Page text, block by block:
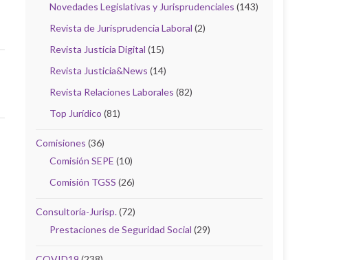
Novedades Legislativas y Jurisprudenciales (143)
Revista de Jurisprudencia Laboral (2)
Revista Justicia Digital (15)
Revista Justicia&News (14)
Revista Relaciones Laborales (82)
Top Jurídico (81)
Comisiones (36)
Comisión SEPE (10)
Comisión TGSS (26)
Consultoría-Jurisp.(72)
Prestaciones de Seguridad Social (29)